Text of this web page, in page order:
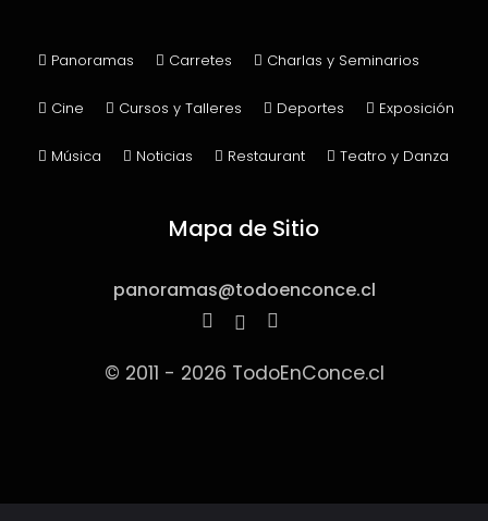
Panoramas Carretes Charlas y Seminarios
Cine Cursos y Talleres Deportes Exposición
Música Noticias Restaurant Teatro y Danza
Mapa de Sitio
panoramas@todoenconce.cl
© 2011 - 2026 TodoEnConce.cl